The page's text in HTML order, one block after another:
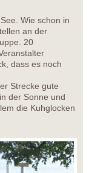
Wie schon in
an der
20
dass es noch
Strecke gute
der Sonne und
die Kuhglocken